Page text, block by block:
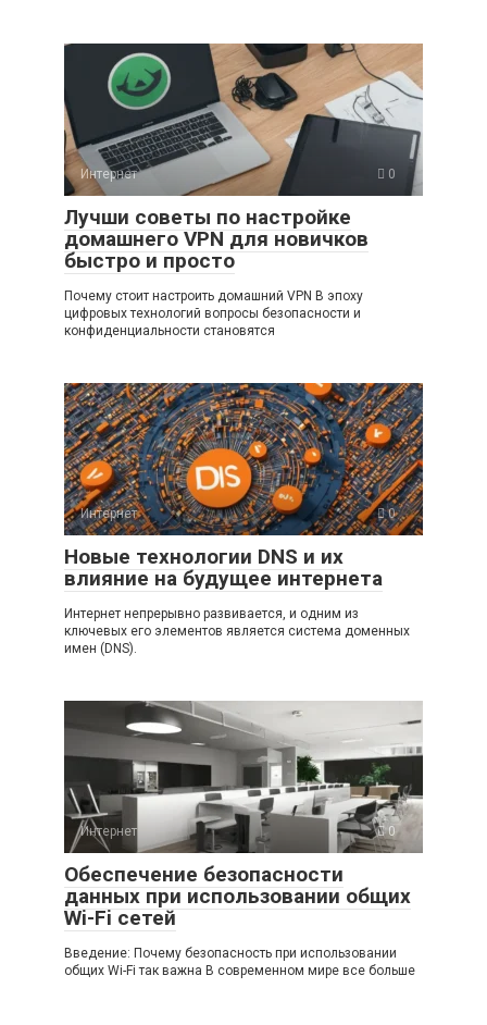
Интернет 0
Лучши советы по настройке
домашнего VPN для новичков
быстро и просто
Почему стоит настроить домашний VPN В эпоху
цифровых технологий вопросы безопасности и
конфиденциальности становятся
Интернет 0
Новые технологии DNS и их
влияние на будущее интернета
Интернет непрерывно развивается, и одним из
ключевых его элементов является система доменных
имен (DNS).
Интернет 0
Обеспечение безопасности
данных при использовании общих
Wi-Fi сетей
Введение: Почему безопасность при использовании
общих Wi-Fi так важна В современном мире все больше